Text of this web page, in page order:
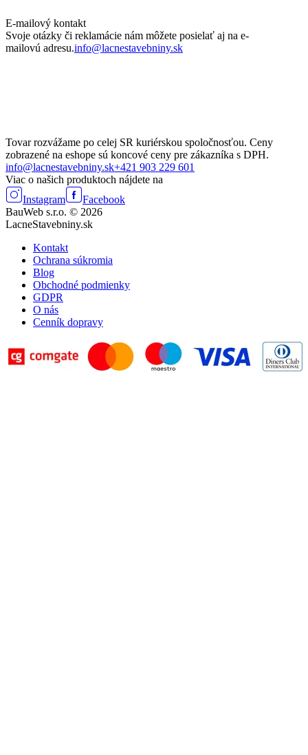
E-mailový kontakt
Svoje otázky či reklamácie nám môžete posielať aj na e-
mailovú adresu.info@lacnestavebniny.sk
Tovar rozvážame po celej SR kuriérskou spoločnosťou. Ceny
zobrazené na eshope sú koncové ceny pre zákazníka s DPH.
info@lacnestavebniny.sk+421 903 229 601
Viac o našich produktoch nájdete na
Instagram
Facebook
BauWeb s.r.o. © 2026
LacneStavebniny.sk
Kontakt
Ochrana súkromia
Blog
Obchodné podmienky
GDPR
O nás
Cenník dopravy